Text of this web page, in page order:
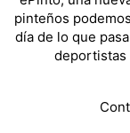
pinteños
día de lo que
deportistas